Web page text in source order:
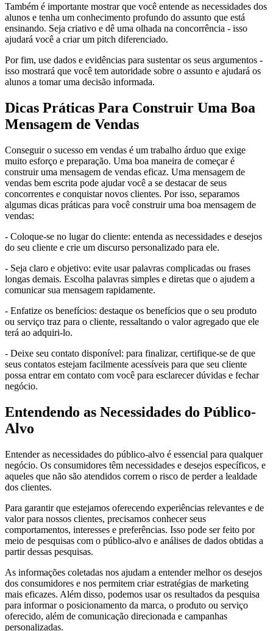
Também é importante mostrar que você entende as necessidades dos
alunos e tenha um conhecimento profundo do assunto que está
ensinando. Seja criativo e dê uma olhada na concorrência - isso
ajudará você a criar um pitch diferenciado.
Por fim, use dados e evidências para sustentar os seus argumentos -
isso mostrará que você tem autoridade sobre o assunto e ajudará os
alunos a tomar uma decisão informada.
Dicas Práticas Para Construir Uma Boa
Mensagem de Vendas
Conseguir o sucesso em vendas é um trabalho árduo que exige
muito esforço e preparação. Uma boa maneira de começar é
construir uma mensagem de vendas eficaz. Uma mensagem de
vendas bem escrita pode ajudar você a se destacar de seus
concorrentes e conquistar novos clientes. Por isso, separamos
algumas dicas práticas para você construir uma boa mensagem de
vendas:
- Coloque-se no lugar do cliente: entenda as necessidades e desejos
do seu cliente e crie um discurso personalizado para ele.
- Seja claro e objetivo: evite usar palavras complicadas ou frases
longas demais. Escolha palavras simples e diretas que o ajudem a
comunicar sua mensagem rapidamente.
- Enfatize os benefícios: destaque os benefícios que o seu produto
ou serviço traz para o cliente, ressaltando o valor agregado que ele
terá ao adquiri-lo.
- Deixe seu contato disponível: para finalizar, certifique-se de que
seus contatos estejam facilmente acessíveis para que seu cliente
possa entrar em contato com você para esclarecer dúvidas e fechar
negócio.
Entendendo as Necessidades do Público-
Alvo
Entender as necessidades do público-alvo é essencial para qualquer
negócio. Os consumidores têm necessidades e desejos específicos, e
aqueles que não são atendidos correm o risco de perder a lealdade
dos clientes.
Para garantir que estejamos oferecendo experiências relevantes e de
valor para nossos clientes, precisamos conhecer seus
comportamentos, interesses e preferências. Isso pode ser feito por
meio de pesquisas com o público-alvo e análises de dados obtidas a
partir dessas pesquisas.
As informações coletadas nos ajudam a entender melhor os desejos
dos consumidores e nos permitem criar estratégias de marketing
mais eficazes. Além disso, podemos usar os resultados da pesquisa
para informar o posicionamento da marca, o produto ou serviço
oferecido, além de comunicação direcionada e campanhas
personalizadas.